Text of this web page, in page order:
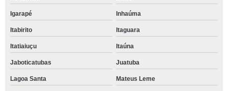
Igarapé Inhaúma
Itabirito Itaguara
Itatiaiuçu Itaúna
Jaboticatubas Juatuba
Lagoa Santa Mateus Leme